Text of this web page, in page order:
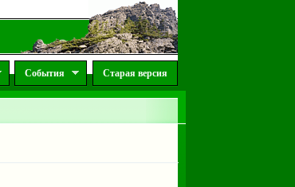
События Старая версия